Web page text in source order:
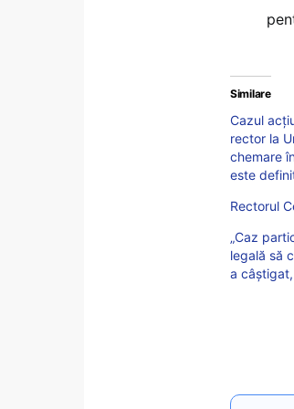
Similare
Cazul
rector la
chemare
este
Rectorul
„Caz
legală să
a